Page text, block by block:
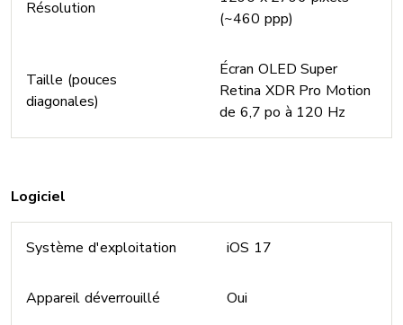
Résolution
(~460 ppp)
Taille (pouces
diagonales)
Écran OLED Super
Retina XDR Pro Motion
de 6,7 po à 120 Hz
Logiciel
Système d'exploitation iOS 17
Appareil déverrouillé Oui